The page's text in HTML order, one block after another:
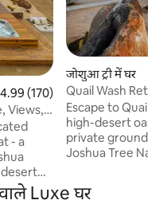
रेटिंग 5 में से 4.99, 170 समीक्षाएँ
4.99 (170)
Views,
- a
to
जोशुआ ट्री में घर
Quail Wash
Plunge, Spa
Escape to Quail
high-desert
private grounds
Joshua Tree
or climate-
Luxe घर